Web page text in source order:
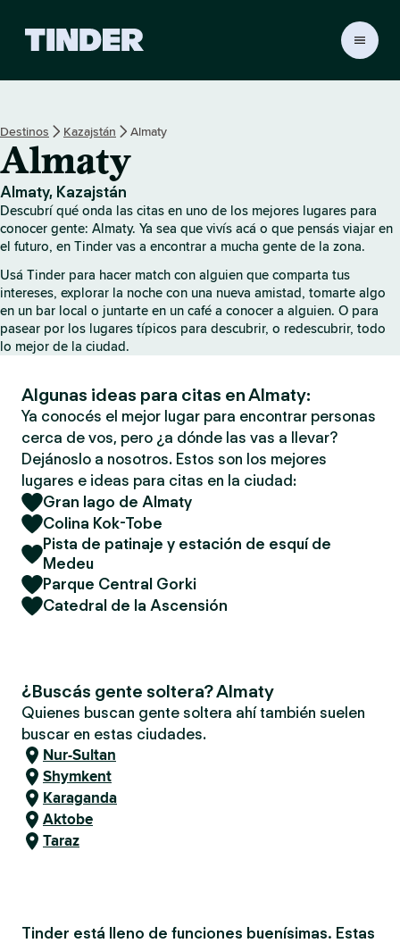
o
i
n
d
r
Destinos Kazajstán Almaty
Almaty
Almaty, Kazajstán
Descubrí qué onda las citas en uno de los mejores lugares para
conocer gente: Almaty. Ya sea que vivís acá o que pensás viajar en
el futuro, en Tinder vas a encontrar a mucha gente de la zona.
Usá Tinder para hacer match con alguien que comparta tus
intereses, explorar la noche con una nueva amistad, tomarte algo
en un bar local o juntarte en un café a conocer a alguien. O para
pasear por los lugares típicos para descubrir, o redescubrir, todo
lo mejor de la ciudad.
Algunas ideas para citas en Almaty:
Ya conocés el mejor lugar para encontrar personas
cerca de vos, pero ¿a dónde las vas a llevar?
Dejánoslo a nosotros. Estos son los mejores
lugares e ideas para citas en la ciudad:
Gran lago de Almaty
Colina Kok-Tobe
Pista de patinaje y estación de esquí de
Medeu
Parque Central Gorki
Catedral de la Ascensión
¿Buscás gente soltera? Almaty
Quienes buscan gente soltera ahí también suelen
buscar en estas ciudades.
Nur-Sultan
Shymkent
Karaganda
Aktobe
Taraz
Tinder está lleno de funciones buenísimas. Estas